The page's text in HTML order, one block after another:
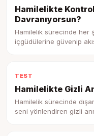
Hamilelikte
Davranıyorsun?
Hamilelik sürecinde her
içgüdülerine güvenip
TEST
Hamilelikte Gizli
Hamilelik sürecinde
seni yönlendiren gizli